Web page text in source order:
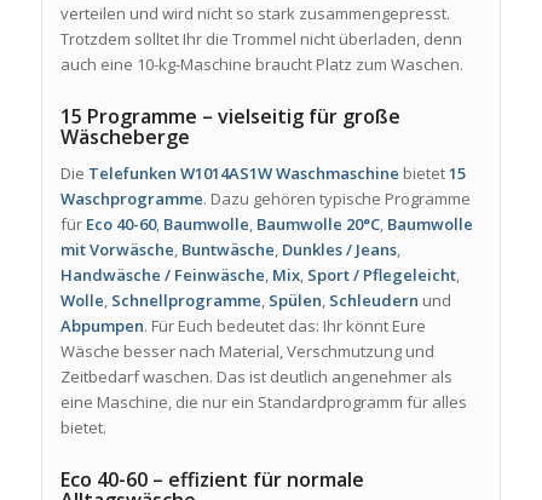
verteilen und wird nicht so stark zusammengepresst.
Trotzdem solltet Ihr die Trommel nicht überladen, denn
auch eine 10-kg-Maschine braucht Platz zum Waschen.
15 Programme – vielseitig für große
Wäscheberge
Die Telefunken W1014AS1W Waschmaschine bietet15
Waschprogramme. Dazu gehören typische Programme
für Eco 40-60, Baumwolle Baumwolle 20°C, Baumwolle
mit Vorwäsche Buntwäsche Dunkles / Jeans,
Handwäsche / Feinwäsche Mix, Sport / Pflegeleicht,
Wolle Schnellprogramme Spülen Schleudern und
Abpumpen. Für Euch bedeutet das: Ihr könnt Eure
Wäsche besser nach Material, Verschmutzung und
Zeitbedarf waschen. Das ist deutlich angenehmer als
eine Maschine, die nur ein Standardprogramm für alles
bietet.
Eco 40-60 – effizient für normale